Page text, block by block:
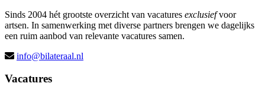
Sinds 2004 hét grootste overzicht van vacatures exclusiefvoor
artsen. In samenwerking met diverse partners brengen we dagelijks
een ruim aanbod van relevante vacatures samen.
info@bilateraal.nl
Vacatures